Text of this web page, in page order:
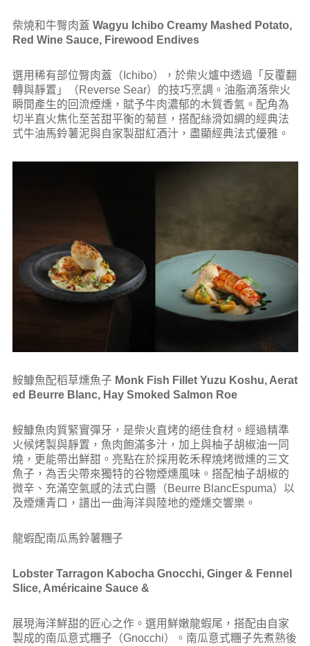
柴燒和牛臀肉蓋 Wagyu Ichibo Creamy Mashed Potato,
Red Wine Sauce, Firewood Endives
選用稀有部位臀肉蓋（Ichibo），於柴火爐中透過「反覆翻
轉與靜置」（Reverse Sear）的技巧烹調。油脂滴落柴火
瞬間產生的回流煙燻，賦予牛肉濃郁的木質香氣。配角為
切半直火焦化至苦甜平衡的菊苣，搭配絲滑如綢的經典法
式牛油馬鈴薯泥與自家製甜紅酒汁，盡顯經典法式優雅。
鮟鱇魚配稻草燻魚子 Monk Fish Fillet Yuzu Koshu, Aerat
ed Beurre Blanc, Hay Smoked Salmon Roe
鮟鱇魚肉質緊實彈牙，是柴火直烤的絕佳食材。經過精準
火候烤製與靜置，魚肉飽滿多汁，加上與柚子胡椒油一同
燒，更能帶出鮮甜。亮點在於採用乾禾稈燒烤微燻的三文
魚子，為舌尖帶來獨特的谷物煙燻風味。搭配柚子胡椒的
微辛、充滿空氣感的法式白醬（Beurre BlancEspuma）以
及煙燻青口，譜出一曲海洋與陸地的煙燻交響樂。
龍蝦配南瓜馬鈴薯糰子
Lobster Tarragon Kabocha Gnocchi, Ginger & Fennel
Slice, Américaine Sauce &
展現海洋鮮甜的匠心之作。選用鮮嫩龍蝦尾，搭配由自家
製成的南瓜意式糰子（Gnocchi）。南瓜意式糰子先煮熟後